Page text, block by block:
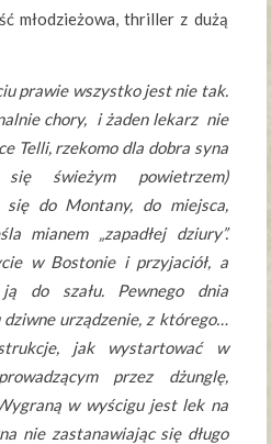
młodzieżowa, thriller z dużą
prawie wszystko jest nie tak.
chory, i żaden lekarz nie
Telli, rzekomo dla dobra syna
świeżym powietrzem)
się do Montany, do miejsca,
mianem „zapadłej dziury”.
w Bostonie i przyjaciół, a
do szału. Pewnego dnia
urządzenie, z którego…
jak wystartować w
przez dżunglę,
w wyścigu jest lek na
nie zastanawiając się długo